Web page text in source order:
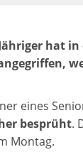
hat
eines
besprüht.
Montag.